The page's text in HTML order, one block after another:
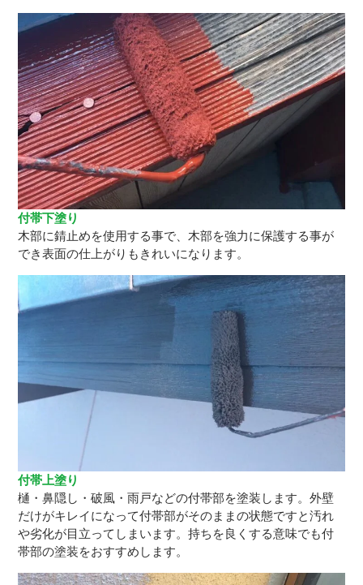
付帯下塗り
木部に錆止めを使用する事で、木部を強力に保護する事が
でき表面の仕上がりもきれいになります。
付帯上塗り
樋・鼻隠し・破風・雨戸などの付帯部を塗装します。外壁
だけがキレイになって付帯部がそのままの状態ですと汚れ
や劣化が目立ってしまいます。持ちを良くする意味でも付
帯部の塗装をおすすめします。